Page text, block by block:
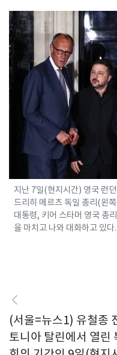
지난 7일(현지시간) 영국 런
드리히 메르츠 독일 총리(왼
대통령, 키어 스타머 영국 총
을 마치고 나와 대화하고 있
(서울=뉴스1) 유철종
토니아 탈린에서 열